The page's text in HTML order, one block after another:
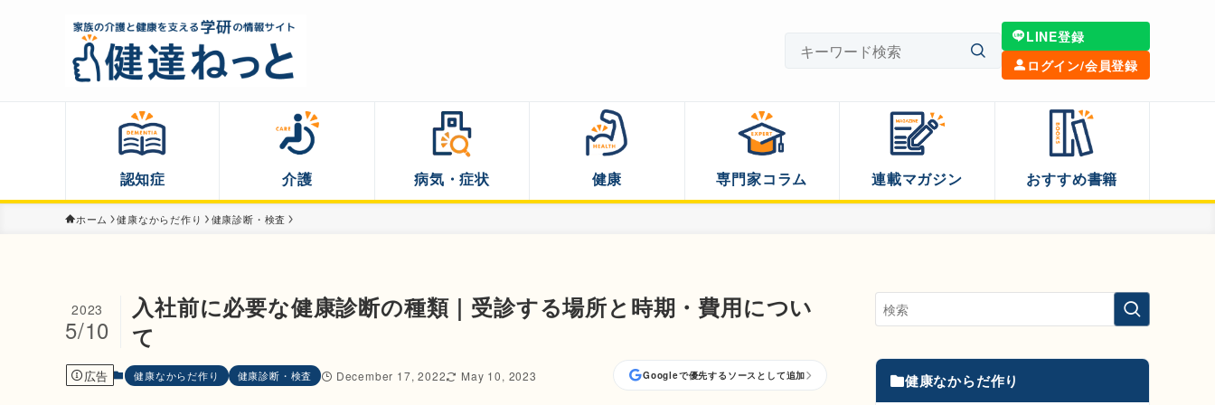
LINE登録
ログイン/会員登録
認知症 介護 病気・症状 健康 専門家コラム 連載マガジン おすすめ書籍
ホーム 健康なからだ作り 健康診断・検査
入社前に必要な健康診断の種類｜受診する場所と時期・費用につい
て
2023
5/10
広告 健康なからだ作り 健康診断・検査 December 17, 2022 May 10, 2023 Googleで優先するソースとして追加 健康なからだ作り